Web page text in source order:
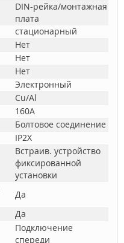
DIN-рейка/монтажная
плата
стационарный
Нет
Нет
Нет
Электронный
Cu/Al
160A
Болтовое соединение
IP2X
Встраив. устройство
фиксированной
установки
Да
Да
Подключение
спереди